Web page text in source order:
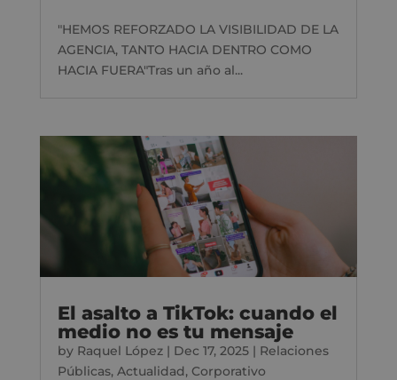
"HEMOS REFORZADO LA VISIBILIDAD DE LA
AGENCIA, TANTO HACIA DENTRO COMO
HACIA FUERA"Tras un año al...
El asalto a TikTok: cuando el
medio no es tu mensaje
by Raquel López| Dec 17, 2025| Relaciones
Públicas, Actualidad, Corporativo